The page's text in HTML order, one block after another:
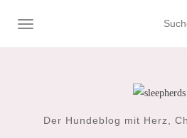
NAVIGATION UMSCHALTEN
Der Hundeblog mit Herz,